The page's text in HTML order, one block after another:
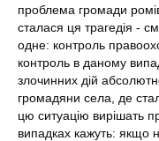
проблема громади
сталася ця трагедія -
одне: контроль
контроль в даному
злочинних дій
громадяни села, де
цю ситуацію вирішать
випадках кажуть: якщо